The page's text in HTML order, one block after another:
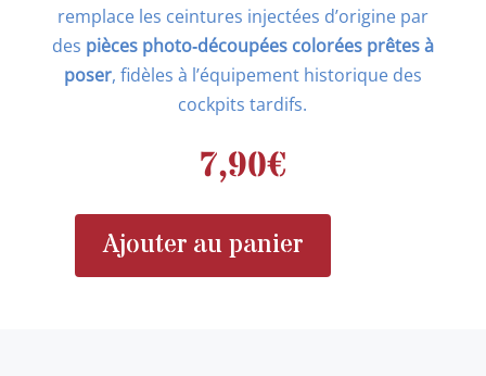
remplace les ceintures injectées d’origine par
des pièces photo‑découpées colorées prêtes à
poser, fidèles à l’équipement historique des
cockpits tardifs.
7,90€
quantitéAjouter au panier